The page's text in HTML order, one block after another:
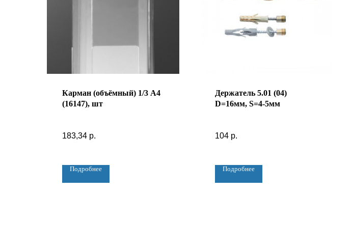
Карман (объёмный) 1/3 А4
(16147), шт
183,34 р.
Подробнее
Держатель 5.01 (04)
D=16мм, S=4-5мм
104 р.
Подробнее